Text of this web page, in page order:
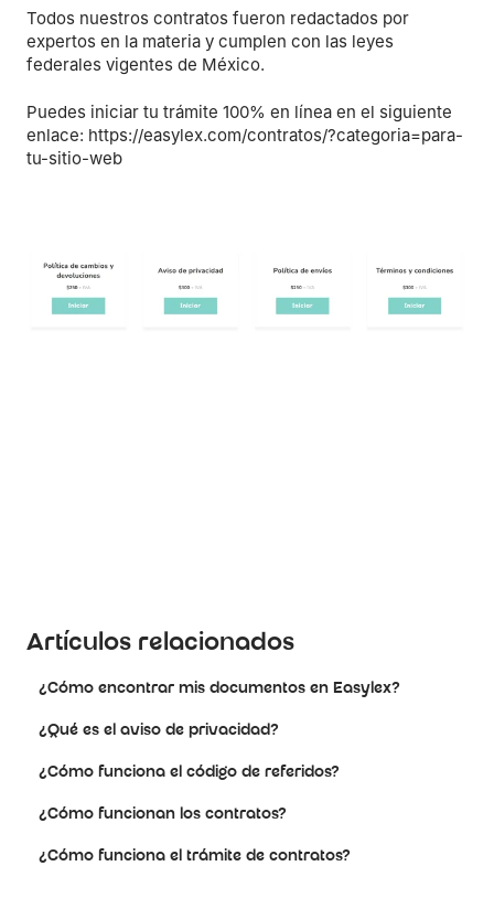
Todos nuestros contratos fueron redactados por
expertos en la materia y cumplen con las leyes
federales vigentes de México.
Puedes iniciar tu trámite 100% en línea en el siguiente
enlace: https://easylex.com/contratos/?categoria=para-
tu-sitio-web
Artículos relacionados
¿Cómo encontrar mis documentos en Easylex?
¿Qué es el aviso de privacidad?
¿Cómo funciona el código de referidos?
¿Cómo funcionan los contratos?
¿Cómo funciona el trámite de contratos?